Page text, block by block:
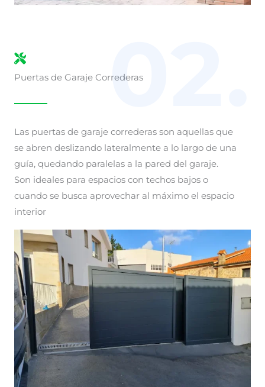
Puertas de Garaje Correderas02.
Las puertas de garaje correderas son aquellas que
se abren deslizando lateralmente a lo largo de una
guía, quedando paralelas a la pared del garaje.
Son ideales para espacios con techos bajos o
cuando se busca aprovechar al máximo el espacio
interior